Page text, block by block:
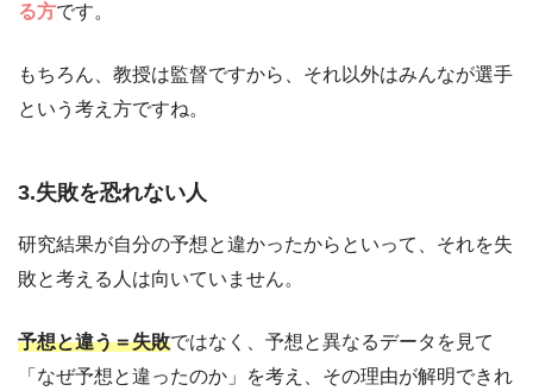
る方です。
もちろん、教授は監督ですから、それ以外はみんなが選手
という考え方ですね。
3.失敗を恐れない人
研究結果が自分の予想と違かったからといって、それを失
敗と考える人は向いていません。
予想と違う＝失敗ではなく、予想と異なるデータを見て
「なぜ予想と違ったのか」を考え、その理由が解明できれ